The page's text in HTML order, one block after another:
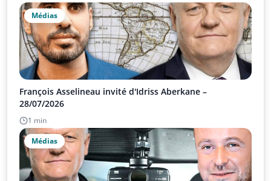
Médias
François Asselineau invité d'Idriss Aberkane –
28/07/2026
1 min
Médias